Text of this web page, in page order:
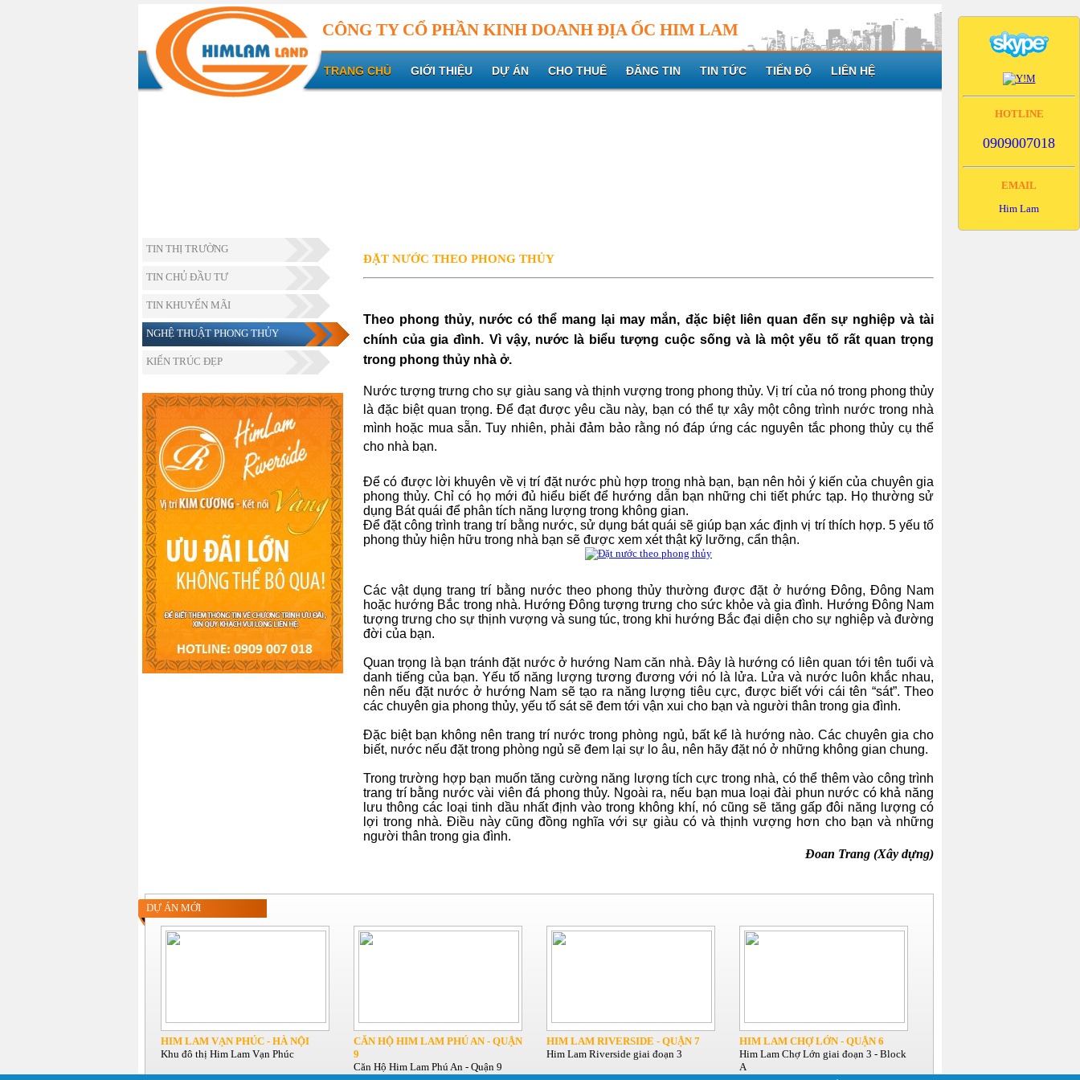
CÔNG TY CỔ PHẦN KINH DOANH ĐỊA ỐC HIM LAM
TRANG CHỦ GIỚI THIỆU DỰ ÁN CHO THUÊ ĐĂNG TIN TIN TỨC TIẾN ĐỘ LIÊN HỆ
TIN THỊ TRƯỜNG
TIN CHỦ ĐẦU TƯ
TIN KHUYẾN MÃI
NGHỆ THUẬT PHONG THỦY
KIẾN TRÚC ĐẸP
ĐẶT NƯỚC THEO PHONG THỦY
Theo phong thủy, nước có thể mang lại may mắn, đặc biệt liên quan đến sự nghiệp và tài
chính của gia đình. Vì vậy, nước là biểu tượng cuộc sống và là một yếu tố rất quan trọng
trong phong thủy nhà ở.
Nước tượng trưng cho sự giàu sang và thịnh vượng trong phong thủy. Vị trí của nó trong phong thủy
là đặc biệt quan trọng. Để đạt được yêu cầu này, bạn có thể tự xây một công trình nước trong nhà
mình hoặc mua sẵn. Tuy nhiên, phải đảm bảo rằng nó đáp ứng các nguyên tắc phong thủy cụ thể
cho nhà bạn.
Để có được lời khuyên về vị trí đặt nước phù hợp trong nhà bạn, bạn nên hỏi ý kiến của chuyên gia
phong thủy. Chỉ có họ mới đủ hiểu biết để hướng dẫn bạn những chi tiết phức tạp. Họ thường sử
dụng Bát quái để phân tích năng lượng trong không gian.
Để đặt công trình trang trí bằng nước, sử dụng bát quái sẽ giúp bạn xác định vị trí thích hợp. 5 yếu tố
phong thủy hiện hữu trong nhà bạn sẽ được xem xét thật kỹ lưỡng, cẩn thận.
Các vật dụng trang trí bằng nước theo phong thủy thường được đặt ở hướng Đông, Đông Nam
hoặc hướng Bắc trong nhà. Hướng Đông tượng trưng cho sức khỏe và gia đình. Hướng Đông Nam
tượng trưng cho sự thịnh vượng và sung túc, trong khi hướng Bắc đại diện cho sự nghiệp và đường
đời của bạn.
Quan trọng là bạn tránh đặt nước ở hướng Nam căn nhà. Đây là hướng có liên quan tới tên tuổi và
danh tiếng của bạn. Yếu tố năng lượng tương đương với nó là lửa. Lửa và nước luôn khắc nhau,
nên nếu đặt nước ở hướng Nam sẽ tạo ra năng lượng tiêu cực, được biết với cái tên “sát”. Theo
các chuyên gia phong thủy, yếu tố sát sẽ đem tới vận xui cho bạn và người thân trong gia đình.
Đặc biệt bạn không nên trang trí nước trong phòng ngủ, bất kể là hướng nào. Các chuyên gia cho
biết, nước nếu đặt trong phòng ngủ sẽ đem lại sự lo âu, nên hãy đặt nó ở những không gian chung.
Trong trường hợp bạn muốn tăng cường năng lượng tích cực trong nhà, có thể thêm vào công trình
trang trí bằng nước vài viên đá phong thủy. Ngoài ra, nếu bạn mua loại đài phun nước có khả năng
lưu thông các loại tinh dầu nhất định vào trong không khí, nó cũng sẽ tăng gấp đôi năng lượng có
lợi trong nhà. Điều này cũng đồng nghĩa với sự giàu có và thịnh vượng hơn cho bạn và những
người thân trong gia đình.
Đoan Trang (Xây dựng)
DỰ ÁN MỚI
HIM LAM VẠN PHÚC - HÀ NỘI
Khu đô thị Him Lam Vạn Phúc
CĂN HỘ HIM LAM PHÚ AN - QUẬN
9
Căn Hộ Him Lam Phú An - Quận 9
HIM LAM RIVERSIDE - QUẬN 7
Him Lam Riverside giai đoạn 3
HIM LAM CHỢ LỚN - QUẬN 6
Him Lam Chợ Lớn giai đoạn 3 - Block
A
HOTLINE
0909007018
EMAIL
Him Lam